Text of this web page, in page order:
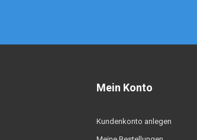
Mein Konto
Kundenkonto anlegen